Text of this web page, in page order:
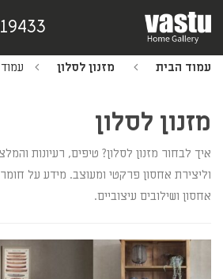
main
content
עמוד הבית מזנון לסלון עמוד 3
מזנון לסלון
איך לבחור מזנון לסלון? טיפים, רעיונות
וליצירת אחסון פרקטי ומעוצב. מידע על
אחסון ושילובים עיצוביים.